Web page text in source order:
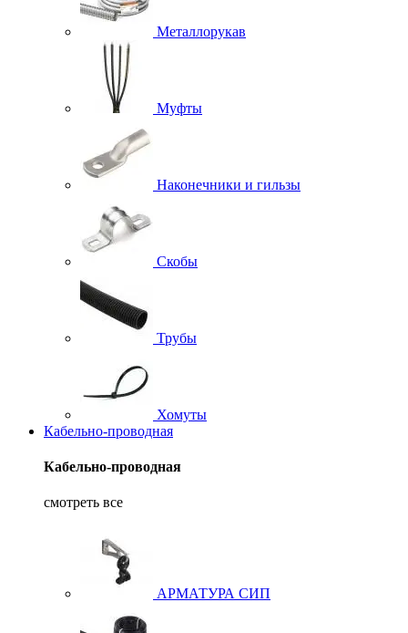
Металлорукав
Муфты
Наконечники и гильзы
Скобы
Трубы
Хомуты
Кабельно-проводная
Кабельно-проводная
смотреть все
АРМАТУРА СИП